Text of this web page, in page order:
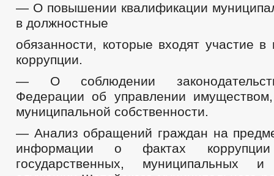
— О повышении квалификации
в должностные
обязанности, которые входят участие в
коррупции.
— О соблюдении
Федерации об управлении
муниципальной собственности.
— Анализ обращений граждан на
информации о фактах
государственных, муниципальных